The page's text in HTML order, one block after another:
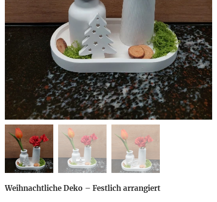
Weihnachtliche Deko – Festlich arrangiert